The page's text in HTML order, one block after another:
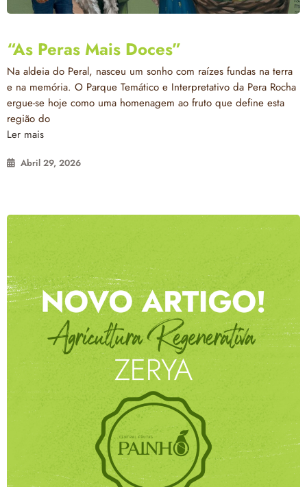
“As Peras Mais Doces”
Na aldeia do Peral, nasceu um sonho com raízes fundas na terra
e na memória. O Parque Temático e Interpretativo da Pera Rocha
ergue-se hoje como uma homenagem ao fruto que define esta
região do
Ler mais
Abril 29, 2026